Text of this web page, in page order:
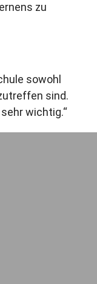
zu
sowohl
sind.
wichtig.“